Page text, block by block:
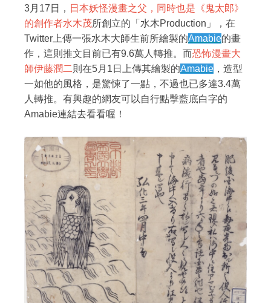
3月17日， 日本妖怪漫畫之父，同時也是《鬼太郎》
的創作者水木茂所創立的「水木Production」，在
Twitter上傳一張水木大師生前所繪製的Amabie的畫
作，這則推文目前已有9.6萬人轉推。而恐怖漫畫大
師伊藤潤二則在5月1日上傳其繪製的Amabie ，造型
一如他的風格，是驚悚了一點，不過也已多達3.4萬
人轉推。有興趣的網友可以自行點擊藍底白字的
Amabie連結去看看喔！